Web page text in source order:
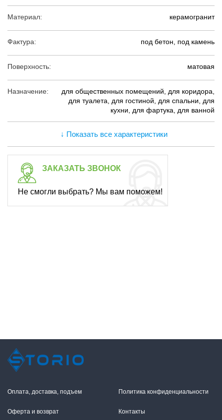
Материал: керамогранит
Фактура: под бетон, под камень
Поверхность: матовая
Назначение:
для общественных помещений, для коридора,
для туалета, для гостиной, для спальни, для
кухни, для фартука, для ванной
↓ Показать все характеристики
ЗАКАЗАТЬ ЗВОНОК
Не смогли выбрать? Мы вам поможем!
Оплата, доставка, подъем
Оферта и возврат
Политика конфиденциальности
Контакты